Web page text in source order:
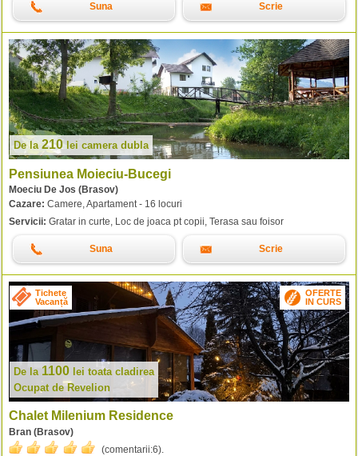
Suna Scrie
De la 210 lei camera dubla
Pensiunea Moieciu-Bucegi
Moeciu De Jos (Brasov)
Cazare: Camere, Apartament - 16 locuri
Servicii: Gratar in curte, Loc de joaca pt copii, Terasa sau foisor
Suna Scrie
Tichete
Vacanță
OFERTE
IN CURS
De la 1100 lei toata cladirea
Ocupat de Revelion
Chalet Milenium Residence
Bran (Brasov)
(comentarii:6).